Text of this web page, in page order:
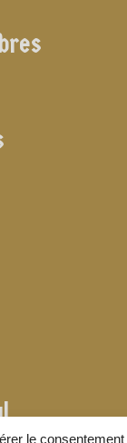
le consentement